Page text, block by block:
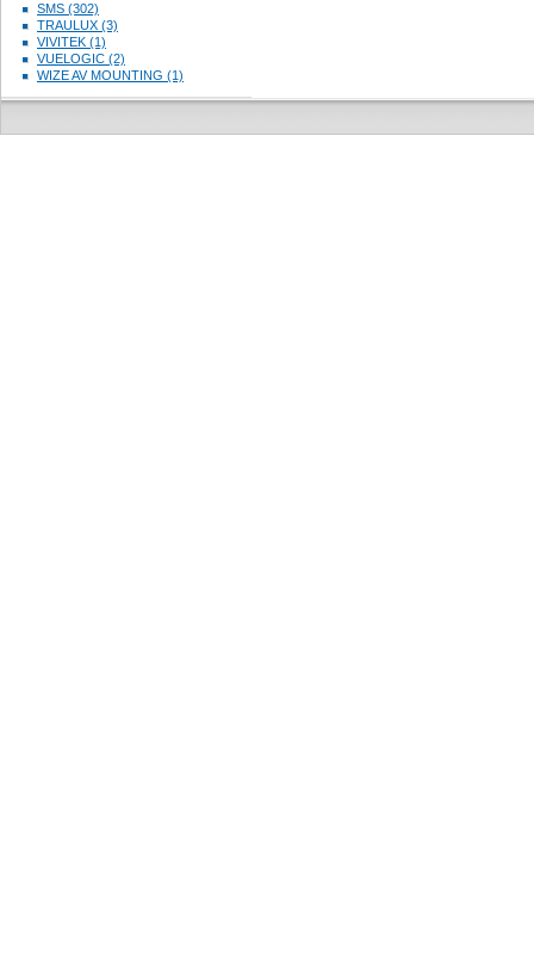
SMS (302)
TRAULUX (3)
VIVITEK (1)
VUELOGIC (2)
WIZE AV MOUNTING (1)